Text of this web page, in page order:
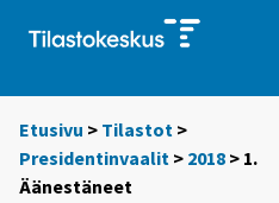
Etusivu > Tilastot >
Presidentinvaalit > 2018 > 1.
Äänestäneet